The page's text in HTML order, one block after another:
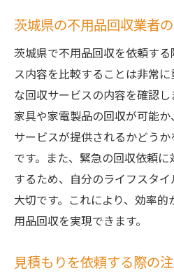
茨城県の不用品回収業者
茨城県で不用品回収を依頼す
ス内容を比較することは非常
な回収サービスの内容を確認
家具や家電製品の回収が可能
サービスが提供されるかどう
です。また、緊急の回収依頼
するため、自分のライフスタ
大切です。これにより、効率
用品回収を実現できます。
見積もりを依頼する際の